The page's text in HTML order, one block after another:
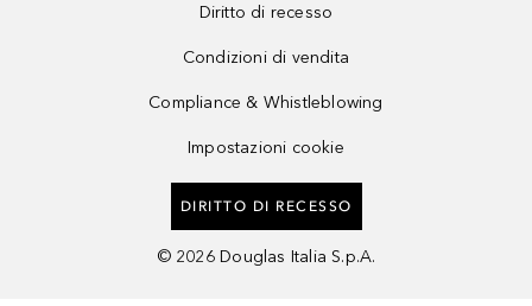
Diritto di recesso
Condizioni di vendita
Compliance & Whistleblowing
Impostazioni cookie
DIRITTO DI RECESSO
© 2026 Douglas Italia S.p.A.